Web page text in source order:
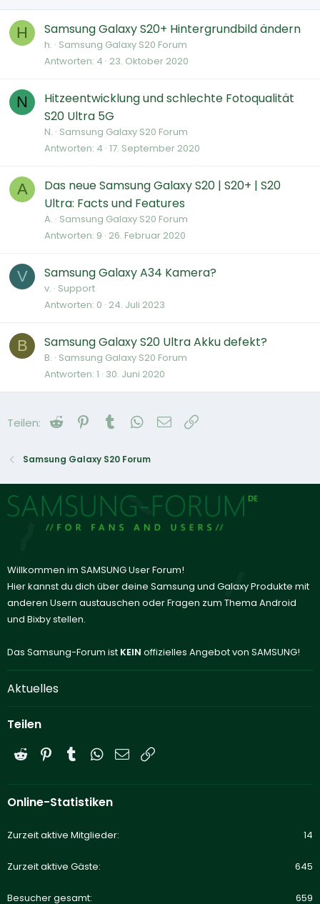
H Samsung Galaxy S20+ Hintergrundbild ändern
h. Samsung Galaxy S20 Forum
Antworten 4 23. Oktober 2020
N
Hitzeentwicklung und schlechte Fotoqualität
S20 Ultra 5G
N. Samsung Galaxy S20 Forum
Antworten 4 17. September 2020
A
Das neue Samsung Galaxy S20 | S20+ | S20
Ultra: Facts und Features
A. Samsung Galaxy S20 Forum
Antworten 9 26. Februar 2020
V Samsung Galaxy A34 Kamera?
v. Support
Antworten 0 24. Juli 2023
B Samsung Galaxy S20 Ultra Akku defekt?
B. Samsung Galaxy S20 Forum
Antworten 1 30. Juni 2020
Teilen: Reddit Pinterest
Tumblr WhatsApp
E-Mail
Samsung Galaxy S20 Forum
Willkommen im SAMSUNG User Forum!
Hier kannst du dich über deine Samsung und Galaxy Produkte mit
anderen Usern austauschen oder Fragen zum Thema Android
und Bixby stellen.
Das Samsung-Forum ist KEIN offizielles Angebot von SAMSUNG!
Aktuelles
Teilen
Reddit PinterestTumblrWhatsApp
E-Mail
Online-Statistiken
Zurzeit aktive Mitglieder 14
Zurzeit aktive Gäste 645
Besucher gesamt 659